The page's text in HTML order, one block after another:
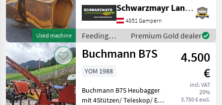
Used machine
und Weisetdreieck
Aufnahme - mit
Schutzbügel - mit 1, 50 m
Walzendurchmesser - mit 1,
Schwarzmayr Landtechnik GmbH - Gampern
4851 Gampern
Feeding
equipment /
Buchmann
Premium Gold dealer
Buchmann B7S
4.500
€
incl. VAT
20%
3.750 € excl.
YOM 1988
Buchmann B7S Heubagger
mit 4Stützen/ Teleskop/ E-